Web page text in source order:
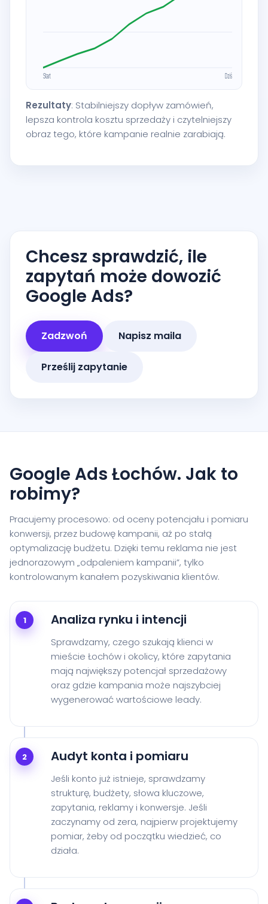
Rezultaty: Stabilniejszy dopływ zamówień,
lepsza kontrola kosztu sprzedaży i czytelniejszy
obraz tego, które kampanie realnie zarabiają.
Chcesz sprawdzić, ile
zapytań może dowozić
Google Ads?
Zadzwoń Napisz maila
Prześlij zapytanie
Google Ads Łochów. Jak to
robimy?
Pracujemy procesowo: od oceny potencjału i pomiaru
konwersji, przez budowę kampanii, aż po stałą
optymalizację budżetu. Dzięki temu reklama nie jest
jednorazowym „odpaleniem kampanii”, tylko
kontrolowanym kanałem pozyskiwania klientów.
1 Analiza rynku i intencji
Sprawdzamy, czego szukają klienci w
mieście Łochów i okolicy, które zapytania
mają największy potencjał sprzedażowy
oraz gdzie kampania może najszybciej
wygenerować wartościowe leady.
2 Audyt konta i pomiaru
Jeśli konto już istnieje, sprawdzamy
strukturę, budżety, słowa kluczowe,
zapytania, reklamy i konwersje. Jeśli
zaczynamy od zera, najpierw projektujemy
pomiar, żeby od początku wiedzieć, co
działa.